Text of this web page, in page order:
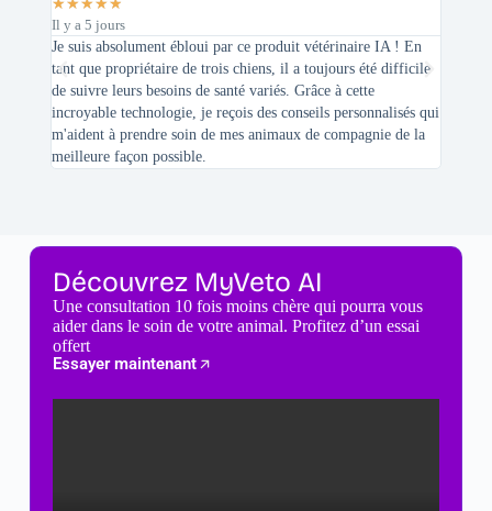
Il y a 5 jours
Je suis absolument ébloui par ce produit vétérinaire IA ! En
tant que propriétaire de trois chiens, il a toujours été difficile
de suivre leurs besoins de santé variés. Grâce à cette
incroyable technologie, je reçois des conseils personnalisés qui
m'aident à prendre soin de mes animaux de compagnie de la
meilleure façon possible.
Découvrez MyVeto AI
Une consultation 10 fois moins chère qui pourra vous
aider dans le soin de votre animal. Profitez d’un essai
offert
Essayer maintenant